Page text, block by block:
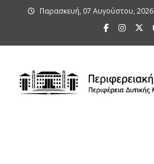
Παρασκευή, 07 Αυγούστου, 2026